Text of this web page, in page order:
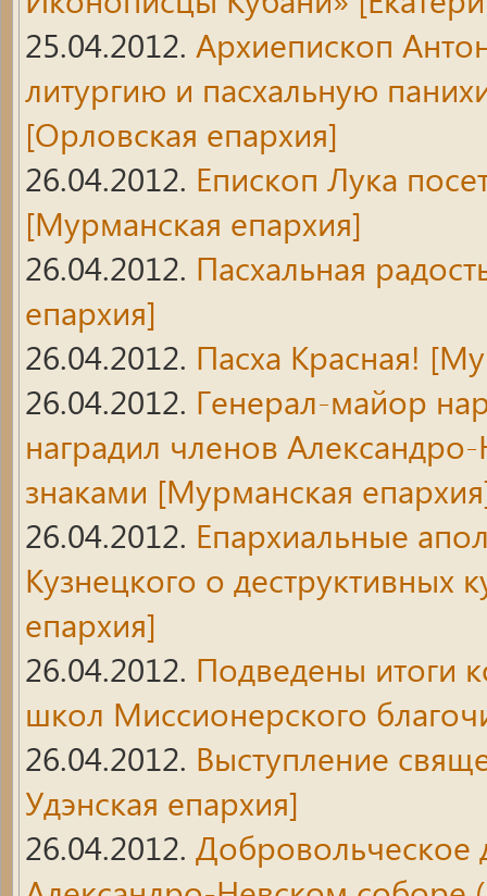
25.04.2012. Архиепископ
литургию и пасхальную
[Орловская епархия]
26.04.2012. Епископ Лука
[Мурманская епархия]
26.04.2012. Пасхальная
епархия]
26.04.2012. Пасха Красная!
26.04.2012. Генерал-майор
наградил членов
знаками [Мурманская
26.04.2012. Епархиальные
Кузнецкого о деструктивных
епархия]
26.04.2012. Подведены итоги
школ Миссионерского
26.04.2012. Выступление
Удэнская епархия]
26.04.2012.